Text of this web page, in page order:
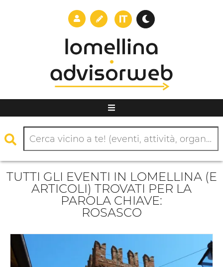
TUTTI GLI EVENTI IN LOMELLINA (E
ARTICOLI) TROVATI PER LA
PAROLA CHIAVE:
ROSASCO